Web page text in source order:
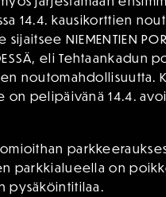
14.4. kausikorttien
NIEMENTIEN
eli Tehtaankadun
noutomahdollisuutta.
on pelipäivänä 14.4.
parkkialueella on
pysäköintitilaa.